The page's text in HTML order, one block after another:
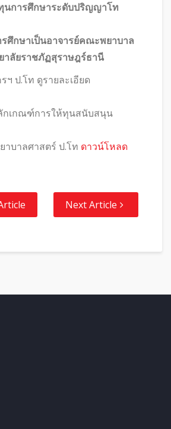
นการศึกษาระดับปริญญาโท
ศึกษาเป็นอาจารย์คณะพยาบาล
าลัยราชภัฏสุราษฎร์ธานี
ฯ ป.โท ดูรายละเอียด
กเกณฑ์การให้ทุนสนับสนุน
บาลศาสตร์ ป.โท ดาวน์โหลด
Next Article